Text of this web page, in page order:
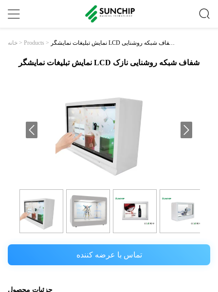
خانه > Products > نمایش تبلیغات نمایشگر LCD شفاف شبکه روشنایی
نازک
نمایش تبلیغات نمایشگر LCD شفاف شبکه روشنایی نازک
تماس با عرضه کننده
جزئیات محصول